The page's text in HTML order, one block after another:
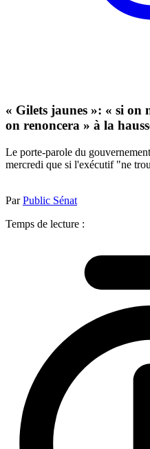
« Gilets jaunes »: « si on
on renoncera » à la
Le porte-parole du
mercredi que si l'exécutif "ne
ParPublic Sénat
Temps de lecture :